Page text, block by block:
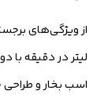
از ویژگی‌های